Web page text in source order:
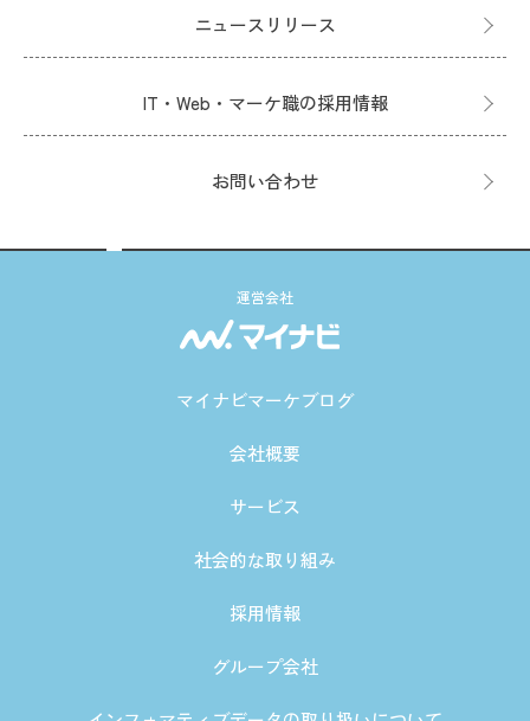
ニュースリリース
IT・Web・マーケ職の採用情報
お問い合わせ
運営会社
マイナビマーケブログ
会社概要
サービス
社会的な取り組み
採用情報
グループ会社